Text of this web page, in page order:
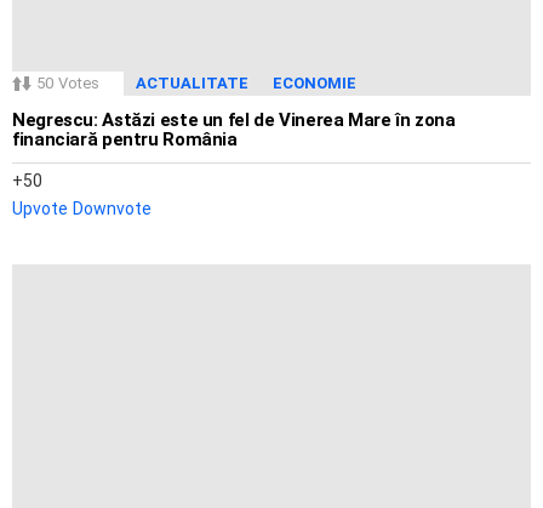
50 Votes ACTUALITATE ECONOMIE
Negrescu: Astăzi este un fel de Vinerea Mare în zona
financiară pentru România
50
Upvote Downvote